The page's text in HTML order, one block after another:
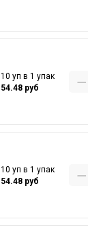
10 уп в 1 упак
54.48 руб
10 уп в 1 упак
54.48 руб